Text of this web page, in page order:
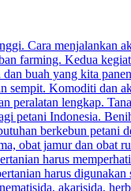
Cara menjalankan
farming. Kedua
buah yang kita
sempit. Komoditi dan
peralatan lengkap.
petani Indonesia.
berkebun petani
obat jamur dan obat
harus
harus digunakan
akarisida,